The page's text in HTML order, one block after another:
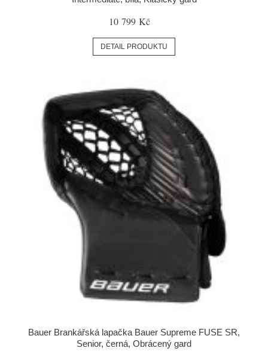
10 799 Kč
DETAIL PRODUKTU
Bauer Brankářská lapačka Bauer Supreme FUSE SR,
Senior, černá, Obrácený gard